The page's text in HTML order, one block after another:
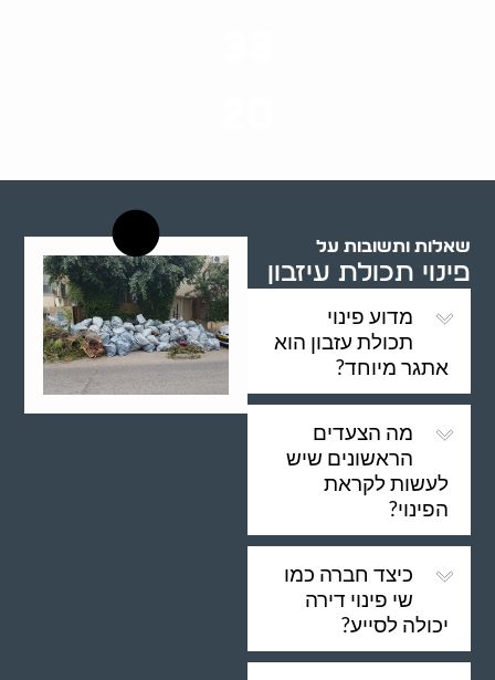
שאלות ותשובות על
פינוי תכולת עיזבון
מדוע פינוי
תכולת עזבון הוא
אתגר מיוחד?
מה הצעדים
הראשונים שיש
לעשות לקראת
הפינוי?
כיצד חברה כמו
שי פינוי דירה
יכולה לסייע?